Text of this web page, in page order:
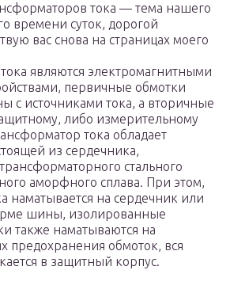
тока — тема нашего
времени суток, дорогой
вас снова на страницах моего
являются электромагнитными
первичные обмотки
с источниками тока, а вторичные
либо измерительному
тока обладает
из сердечника,
стального
аморфного сплава. При этом,
наматывается на сердечник или
шины, изолированные
также наматываются на
предохранения обмоток, вся
в защитный корпус.